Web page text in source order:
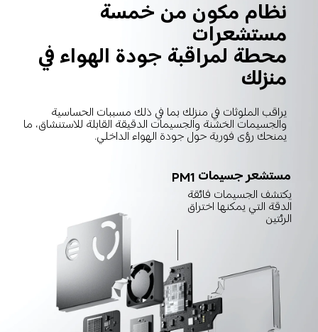
نظام مكون من خمسة
مستشعرات
محطة لمراقبة جودة الهواء في
منزلك
يراقب الملوثات في منزلك بما في ذلك مسببات الحساسية
والجسيمات الخشنة والجسيمات الدقيقة القابلة للاستنشاق، ما
يمنحك رؤى فورية حول جودة الهواء الداخلي.
مستشعر جسيمات PM1
يكتشف الجسيمات فائقة
الدقة التي يمكنها اختراق
الرئتين